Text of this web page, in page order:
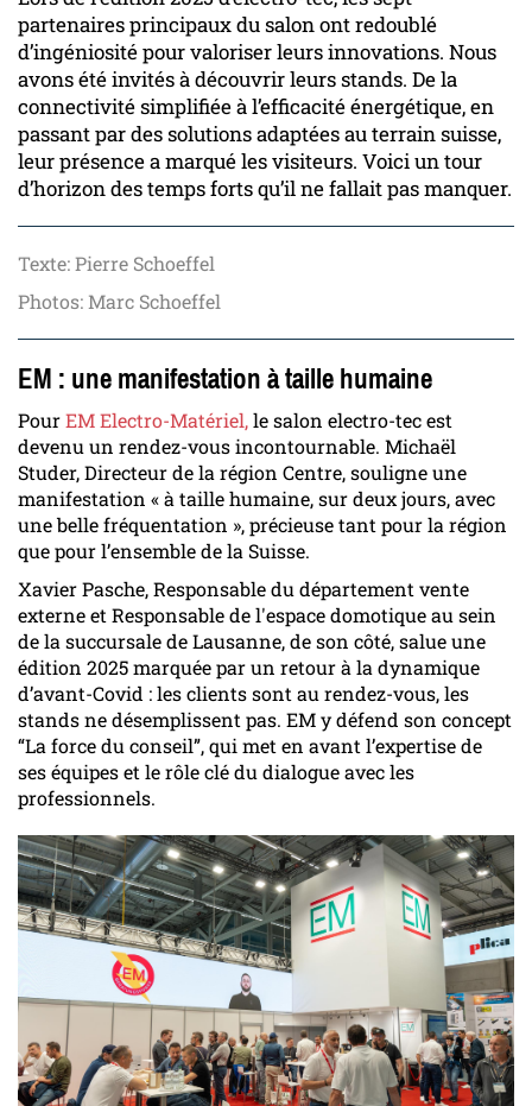
partenaires principaux du salon ont redoublé
d’ingéniosité pour valoriser leurs innovations. Nous
avons été invités à découvrir leurs stands. De la
connectivité simplifiée à l’efficacité énergétique, en
passant par des solutions adaptées au terrain suisse,
leur présence a marqué les visiteurs. Voici un tour
d’horizon des temps forts qu’il ne fallait pas manquer.
Texte: Pierre Schoeffel
Photos: Marc Schoeffel
EM : une manifestation à taille humaine
PourEM Electro-Matériel,le salon electro-tec est
devenu un rendez-vous incontournable. Michaël
Studer, Directeur de la région Centre, souligne une
manifestation « à taille humaine, sur deux jours, avec
une belle fréquentation », précieuse tant pour la région
que pour l’ensemble de la Suisse.
Xavier Pasche, Responsable du département vente
externe et Responsable de l'espace domotique au sein
de la succursale de Lausanne, de son côté, salue une
édition 2025 marquée par un retour à la dynamique
d’avant-Covid : les clients sont au rendez-vous, les
stands ne désemplissent pas. EM y défend son concept
“La force du conseil”, qui met en avant l’expertise de
ses équipes et le rôle clé du dialogue avec les
professionnels.